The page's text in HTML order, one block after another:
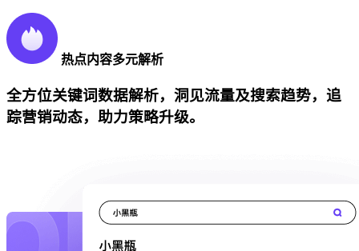
热点内容多元解析
全方位关键词数据解析，洞见流量及搜索趋势，追
踪营销动态，助力策略升级。